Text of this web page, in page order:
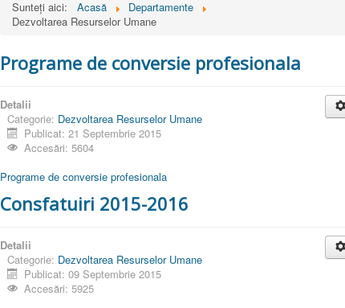
Sunteți aici: Acasă
Departamente
Dezvoltarea Resurselor Umane
Programe de conversie profesionala
Detalii
Categorie: Dezvoltarea Resurselor Umane
Publicat: 21 Septembrie 2015
Accesări: 5604
Programe de conversie profesionala
Consfatuiri 2015-2016
Detalii
Categorie: Dezvoltarea Resurselor Umane
Publicat: 09 Septembrie 2015
Accesări: 5925